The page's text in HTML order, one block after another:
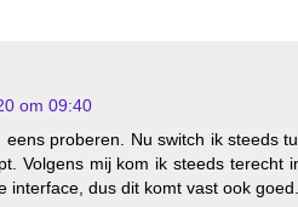
om 09:40
proberen. Nu switch ik steeds
Volgens mij kom ik steeds
interface, dus dit komt vast ook goed.